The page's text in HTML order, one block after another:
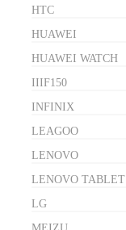
HTC
HUAWEI
HUAWEI WATCH
IIIF150
INFINIX
LEAGOO
LENOVO
LENOVO TABLET
LG